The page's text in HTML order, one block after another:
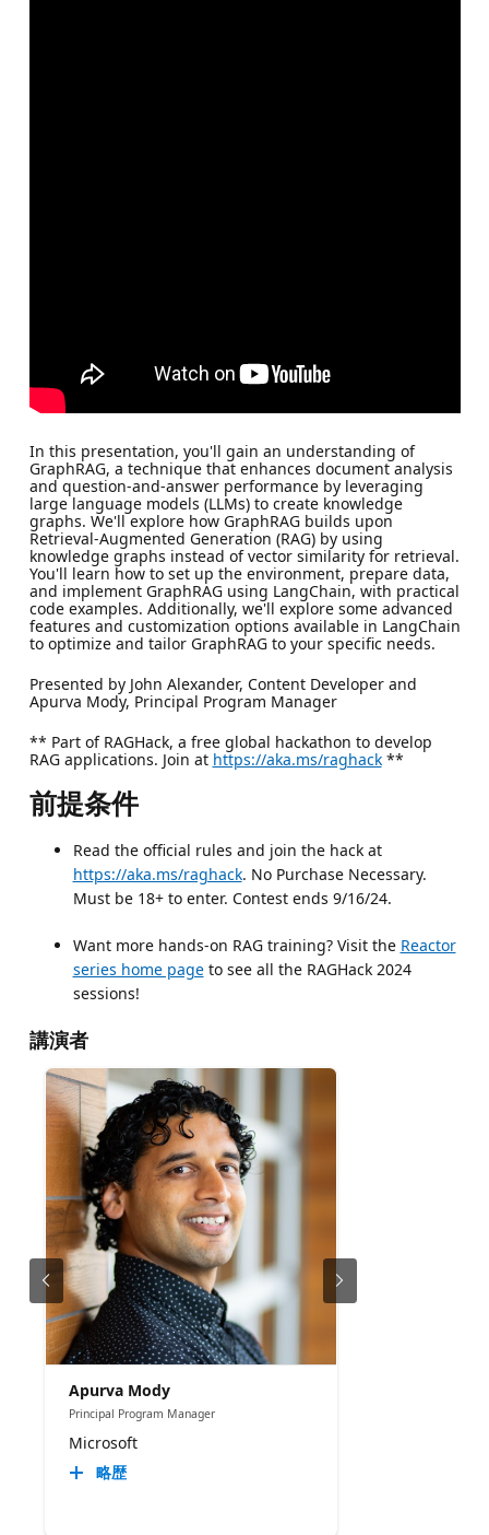
In this presentation, you'll gain an understanding of
GraphRAG, a technique that enhances document analysis
and question-and-answer performance by leveraging
large language models (LLMs) to create knowledge
graphs. We'll explore how GraphRAG builds upon
Retrieval-Augmented Generation (RAG) by using
knowledge graphs instead of vector similarity for retrieval.
You'll learn how to set up the environment, prepare data,
and implement GraphRAG using LangChain, with practical
code examples. Additionally, we'll explore some advanced
features and customization options available in LangChain
to optimize and tailor GraphRAG to your specific needs.
Presented by John Alexander, Content Developer and
Apurva Mody, Principal Program Manager
** Part of RAGHack, a free global hackathon to develop
RAG applications. Join at https://aka.ms/raghack**
前提条件
Read the official rules and join the hack at
https://aka.ms/raghack. No Purchase Necessary.
Must be 18+ to enter. Contest ends 9/16/24.
Want more hands-on RAG training? Visit the Reactor
series home pageto see all the RAGHack 2024
sessions!
講演者
Apurva Mody
Principal Program Manager
Microsoft
略歴